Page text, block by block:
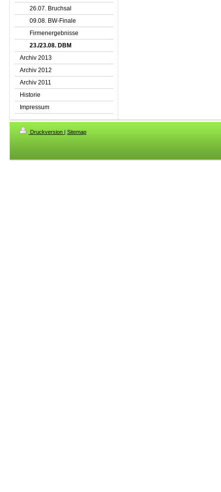
26.07. Bruchsal
09.08. BW-Finale
Firmenergebnisse
23./23.08. DBM
Archiv 2013
Archiv 2012
Archiv 2011
Historie
Impressum
Druckversion | Sitemap